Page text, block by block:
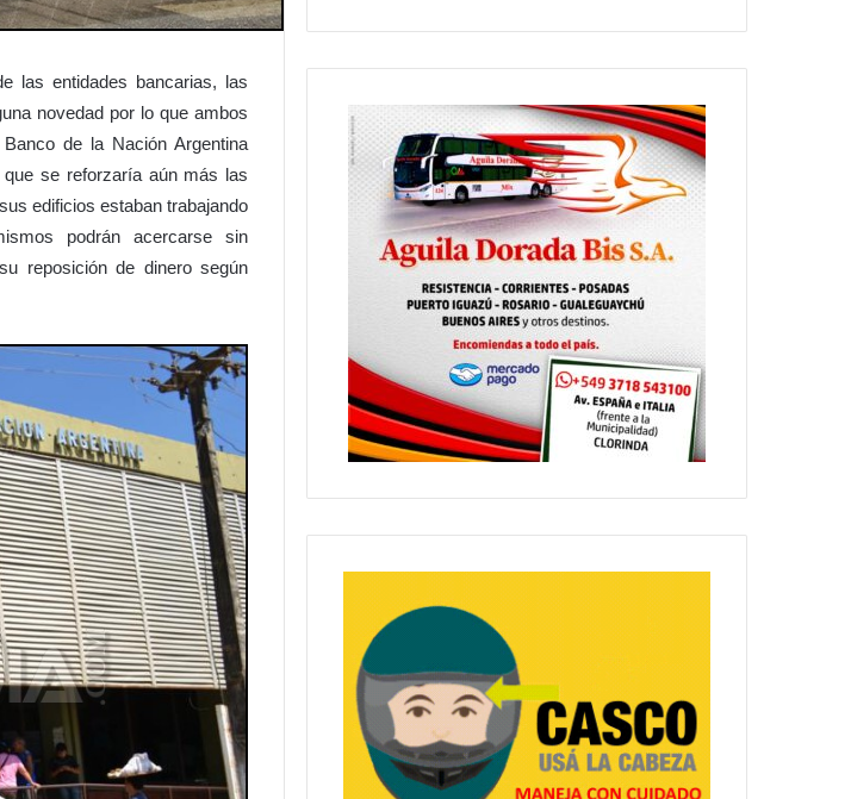
las entidades bancarias, las
novedad por lo que ambos
de la Nación Argentina
se reforzaría aún más las
edificios estaban trabajando
podrán acercarse sin
reposición de dinero según